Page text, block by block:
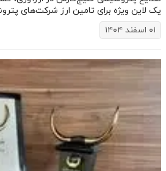
یک لاین ویژه برای تامین ارز شرکت‌های
۰۱ اسفند ۱۴۰۴